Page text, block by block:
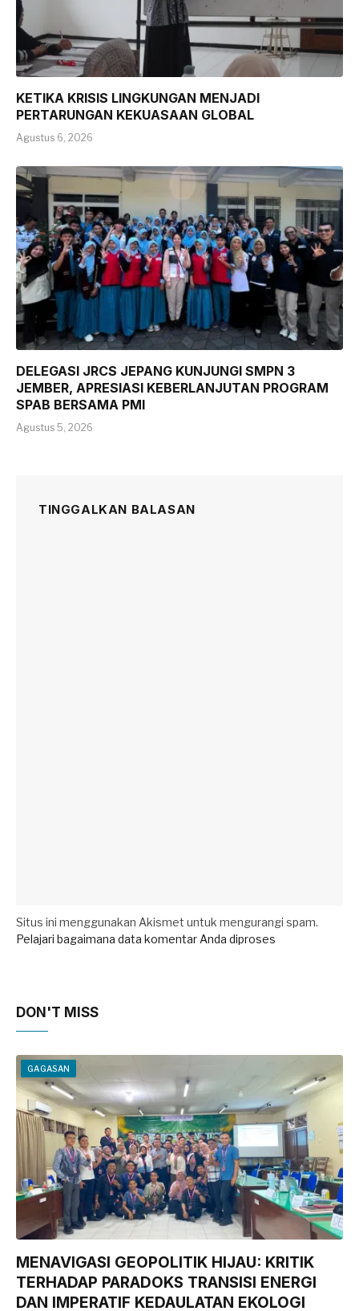
KETIKA KRISIS LINGKUNGAN MENJADI
PERTARUNGAN KEKUASAAN GLOBAL
Agustus 6, 2026
DELEGASI JRCS JEPANG KUNJUNGI SMPN 3
JEMBER, APRESIASI KEBERLANJUTAN PROGRAM
SPAB BERSAMA PMI
Agustus 5, 2026
TINGGALKAN BALASAN
Situs ini menggunakan Akismet untuk mengurangi spam.
Pelajari bagaimana data komentar Anda diproses
DON'T MISS
GAGASAN
MENAVIGASI GEOPOLITIK HIJAU: KRITIK
TERHADAP PARADOKS TRANSISI ENERGI
DAN IMPERATIF KEDAULATAN EKOLOGI